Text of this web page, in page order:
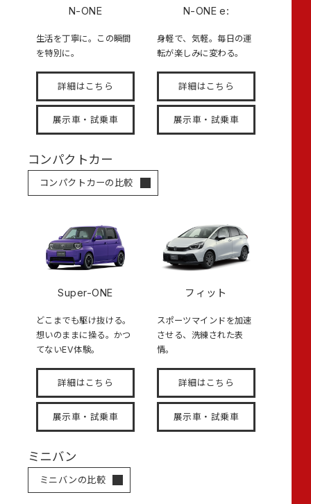
N-ONE
生活を丁寧に。この瞬間
を特別に。
詳細はこちら
展示車・試乗車
N-ONE e:
身軽で、気軽。毎日の運
転が楽しみに変わる。
詳細はこちら
展示車・試乗車
コンパクトカー
コンパクトカーの比較
Super-ONE
どこまでも駆け抜ける。
想いのままに操る。かつ
てないEV体験。
詳細はこちら
展示車・試乗車
フィット
スポーツマインドを加速
させる、洗練された表
情。
詳細はこちら
展示車・試乗車
ミニバン
ミニバンの比較